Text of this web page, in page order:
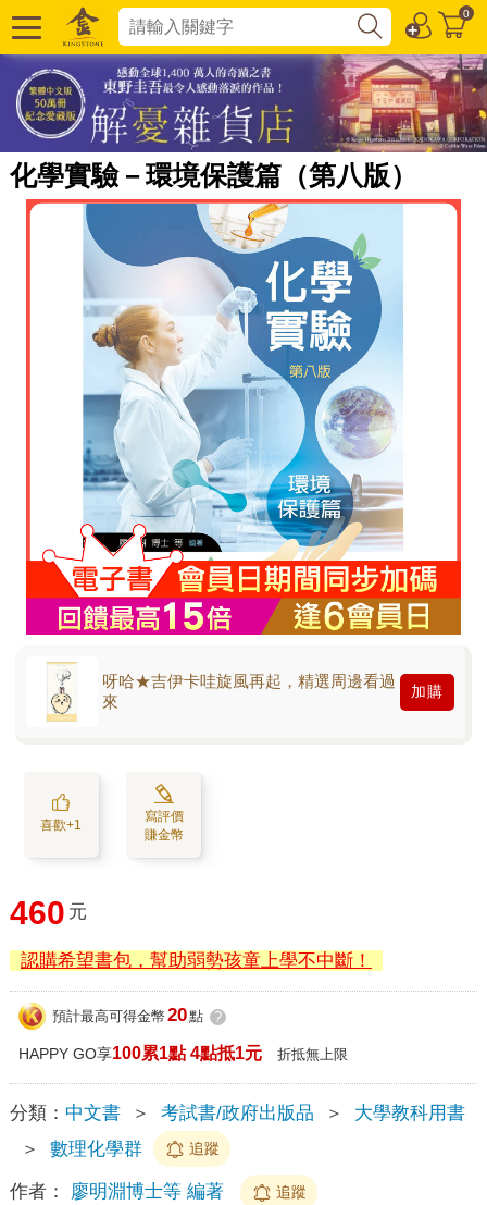
0
化學實驗－環境保護篇（第八版）
呀哈★吉伊卡哇旋風再起，精選周邊看過
來
加購
喜歡+1
寫評價
賺金幣
460 元
認購希望書包，幫助弱勢孩童上學不中斷！
預計最高可得金幣 20點 ?
HAPPY GO享100累1點 4點抵1元 折抵無上限
分類： 中文書 ＞ 考試書/政府出版品 ＞
大學教科用書
＞
數理化學群 追蹤
作者： 廖明淵博士等 編著 追蹤